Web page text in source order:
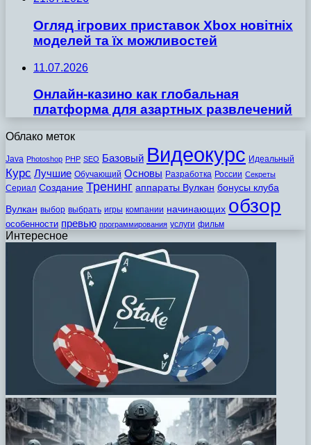
Огляд ігрових приставок Xbox новітніх
моделей та їх можливостей
11.07.2026
Онлайн-казино как глобальная
платформа для азартных развлечений
Облако меток
Java Photoshop PHP SEO Базовый Видеокурс Идеальный
Курс Лучшие Обучающий Основы Разработка России Секреты
Сериал Создание Тренинг аппараты Вулкан бонусы клуба
Вулкан выбор выбрать игры компании начинающих обзор
особенности превью программирования услуги фильм
Интересное